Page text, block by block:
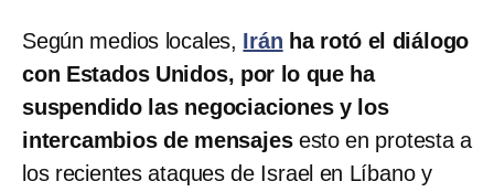
Según medios locales, Irán ha rotó el diálogo
con Estados Unidos, por lo que ha
suspendido las negociaciones y los
intercambios de mensajesesto en protesta a
los recientes ataques de Israel en Líbano y